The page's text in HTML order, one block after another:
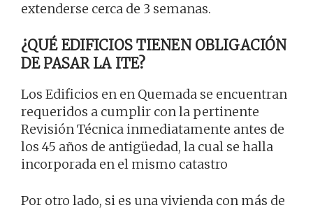
extenderse cerca de 3 semanas.
¿QUÉ EDIFICIOS TIENEN OBLIGACIÓN
DE PASAR LA ITE?
Los Edificios en en Quemada se encuentran
requeridos a cumplir con la pertinente
Revisión Técnica inmediatamente antes de
los 45 años de antigüedad, la cual se halla
incorporada en el mismo catastro
Por otro lado, si es una vivienda con más de